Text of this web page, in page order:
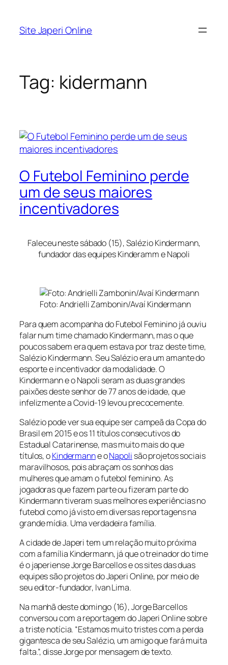
Site Japeri Online
Tag: kidermann
O Futebol Feminino perde
um de seus maiores
incentivadores
Faleceu neste sábado (15), Salézio Kindermann,
fundador das equipes Kinderamm e Napoli
Foto: Andrielli Zambonin/Avaí Kindermann
Para quem acompanha do Futebol Feminino já ouviu
falar num time chamado Kindermann, mas o que
poucos sabem era quem estava por traz deste time,
Salézio Kindermann. Seu Salézio era um amante do
esporte e incentivador da modalidade. O
Kindermann e o Napoli seram as duas grandes
paixões deste senhor de 77 anos de idade, que
infelizmente a Covid-19 levou precocemente.
Salézio pode ver sua equipe ser campeã da Copa do
Brasil em 2015 e os 11 títulos consecutivos do
Estadual Catarinense, mas muito mais do que
títulos, oKindermanne oNapoli são projetos sociais
maravilhosos, pois abraçam os sonhos das
mulheres que amam o futebol feminino. As
jogadoras que fazem parte ou fizeram parte do
Kindermann tiveram suas melhores experiências no
futebol como já visto em diversas reportagens na
grande mídia. Uma verdadeira família.
A cidade de Japeri tem um relação muito próxima
com a família Kindermann, já que o treinador do time
é o japeriense Jorge Barcellos e os sites das duas
equipes são projetos do Japeri Online, por meio de
seu editor-fundador, Ivan Lima.
Na manhã deste domingo (16), Jorge Barcellos
conversou com a reportagem do Japeri Online sobre
a triste notícia. “Estamos muito tristes com a perda
gigantesca de seu Salézio, um amigo que fará muita
falta.”, disse Jorge por mensagem de texto.